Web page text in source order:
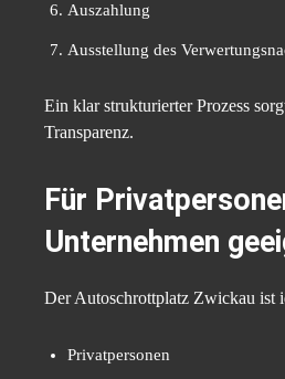
Auszahlung
Ausstellung des
Ein klar strukturierter Prozess
Transparenz.
Für
Unternehmen
Der Autoschrottplatz Zwickau ist
Privatpersonen